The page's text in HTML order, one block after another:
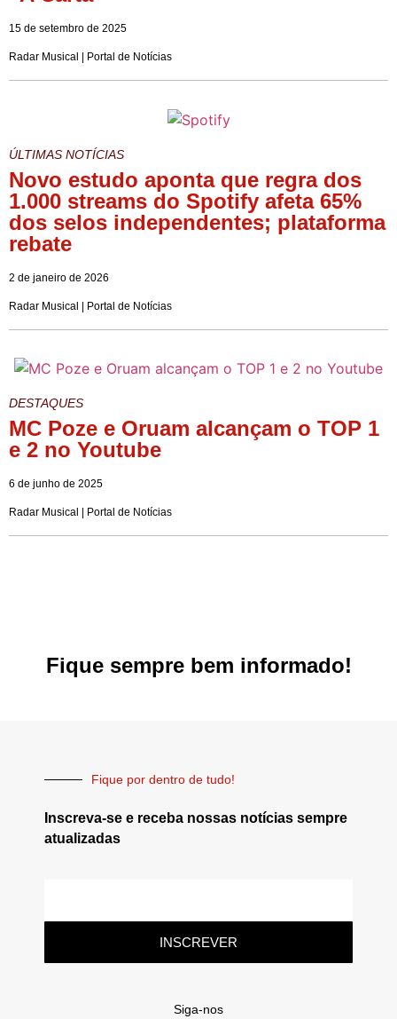
15 de setembro de 2025
Radar Musical | Portal de Notícias
ÚLTIMAS NOTÍCIAS
Novo estudo aponta que regra dos
1.000 streams do Spotify afeta 65%
dos selos independentes; plataforma
rebate
2 de janeiro de 2026
Radar Musical | Portal de Notícias
DESTAQUES
MC Poze e Oruam alcançam o TOP 1
e 2 no Youtube
6 de junho de 2025
Radar Musical | Portal de Notícias
Fique sempre bem informado!
Fique por dentro de tudo!
Inscreva-se e receba nossas notícias sempre
atualizadas
INSCREVER
Siga-nos